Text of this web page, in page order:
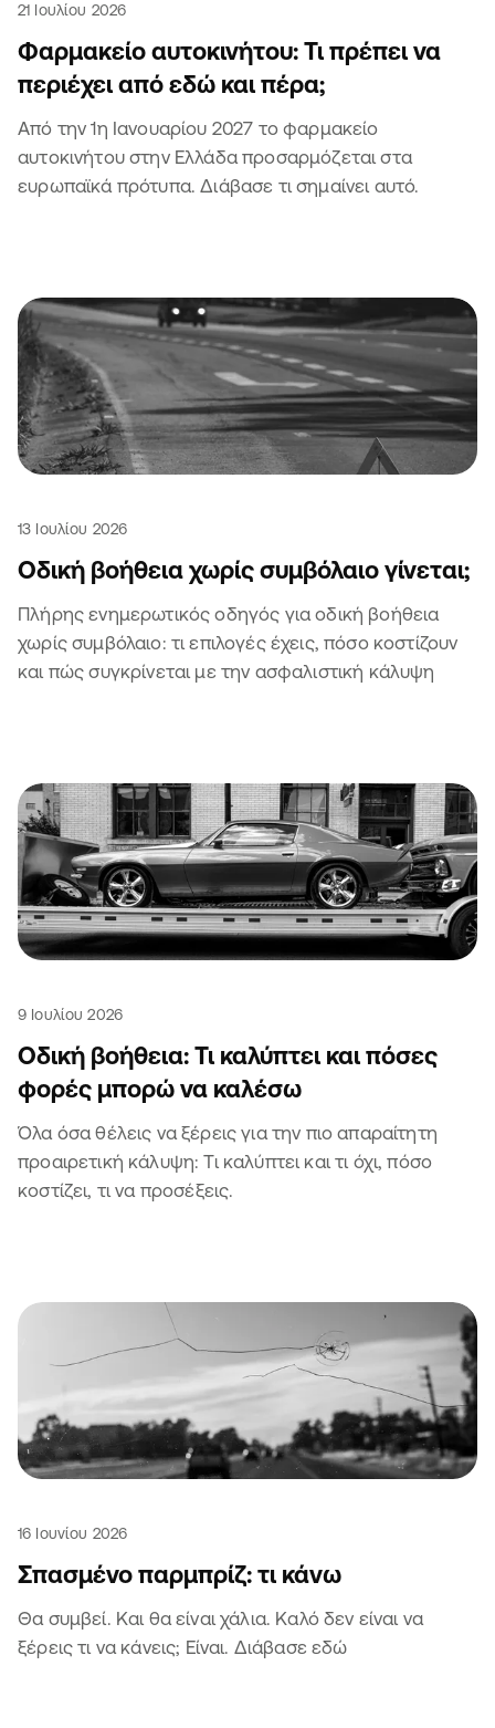
21 Ιουλίου 2026
Φαρμακείο αυτοκινήτου: Τι πρέπει να
περιέχει από εδώ και πέρα;
Από την 1η Ιανουαρίου 2027 το φαρμακείο
αυτοκινήτου στην Ελλάδα προσαρμόζεται στα
ευρωπαϊκά πρότυπα. Διάβασε τι σημαίνει αυτό.
13 Ιουλίου 2026
Οδική βοήθεια χωρίς συμβόλαιο γίνεται;
Πλήρης ενημερωτικός οδηγός για οδική βοήθεια
χωρίς συμβόλαιο: τι επιλογές έχεις, πόσο κοστίζουν
και πώς συγκρίνεται με την ασφαλιστική κάλυψη
9 Ιουλίου 2026
Οδική βοήθεια: Τι καλύπτει και πόσες
φορές μπορώ να καλέσω
Όλα όσα θέλεις να ξέρεις για την πιο απαραίτητη
προαιρετική κάλυψη: Τι καλύπτει και τι όχι, πόσο
κοστίζει, τι να προσέξεις.
16 Ιουνίου 2026
Σπασμένο παρμπρίζ: τι κάνω
Θα συμβεί. Και θα είναι χάλια. Καλό δεν είναι να
ξέρεις τι να κάνεις; Είναι. Διάβασε εδώ